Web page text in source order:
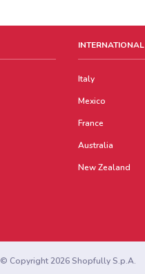
INTERNATIONAL
Italy
Mexico
France
Australia
New Zealand
© Copyright 2026 Shopfully S.p.A.